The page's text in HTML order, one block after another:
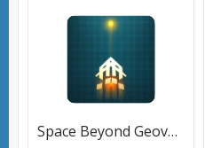
Space Beyond Geoverse (Спейс Бейонд Джиоверсе) [МОД Unlocked] APK Android